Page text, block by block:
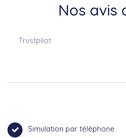
Nos avis
Trustpilot
Simulation par téléphone